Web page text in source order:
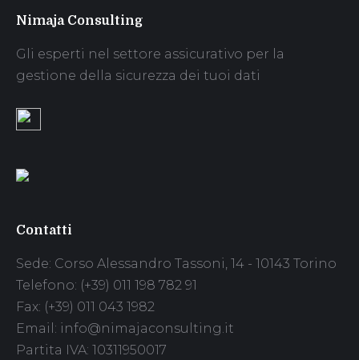
Nimaja Consulting
Gli esperti nel settore assicurativo per la
gestione della sicurezza dei tuoi dati
Contatti
Sede: Corso Alessandro Tassoni, 14 - 10143 Torino
Telefono: (+39) 011 198 782 91
Fax: (+39) 011 043 1982
Email: info@nimajaconsulting.it
Partita IVA: 10311950017